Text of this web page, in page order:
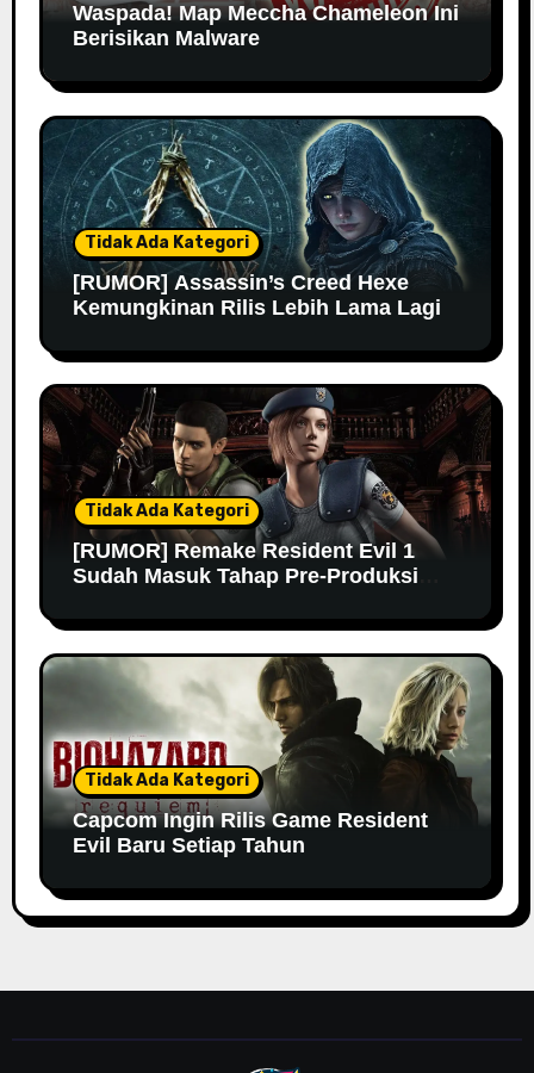
Waspada! Map Meccha Chameleon Ini
Berisikan Malware
Tidak Ada Kategori
[RUMOR] Assassin’s Creed Hexe
Kemungkinan Rilis Lebih Lama Lagi
Tidak Ada Kategori
[RUMOR] Remake Resident Evil 1
Sudah Masuk Tahap Pre-Produksi
Tidak Ada Kategori
Capcom Ingin Rilis Game Resident
Evil Baru Setiap Tahun